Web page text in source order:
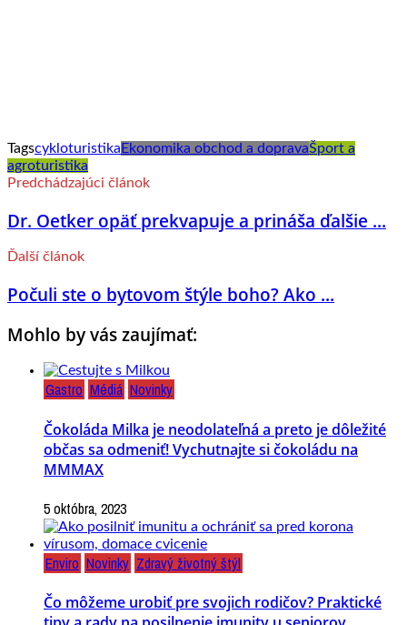
Tagscykloturistika Ekonomika obchod a dopravaŠport a
agroturistika
Predchádzajúci článok
Dr. Oetker opäť prekvapuje a prináša ďalšie ...
Ďalší článok
Počuli ste o bytovom štýle boho? Ako ...
Mohlo by vás zaujímať:
Gastro Médiá Novinky
Čokoláda Milka je neodolateľná a preto je dôležité
občas sa odmeniť! Vychutnajte si čokoládu na
MMMAX
5 októbra, 2023
Enviro Novinky Zdravý životný štýl
Čo môžeme urobiť pre svojich rodičov? Praktické